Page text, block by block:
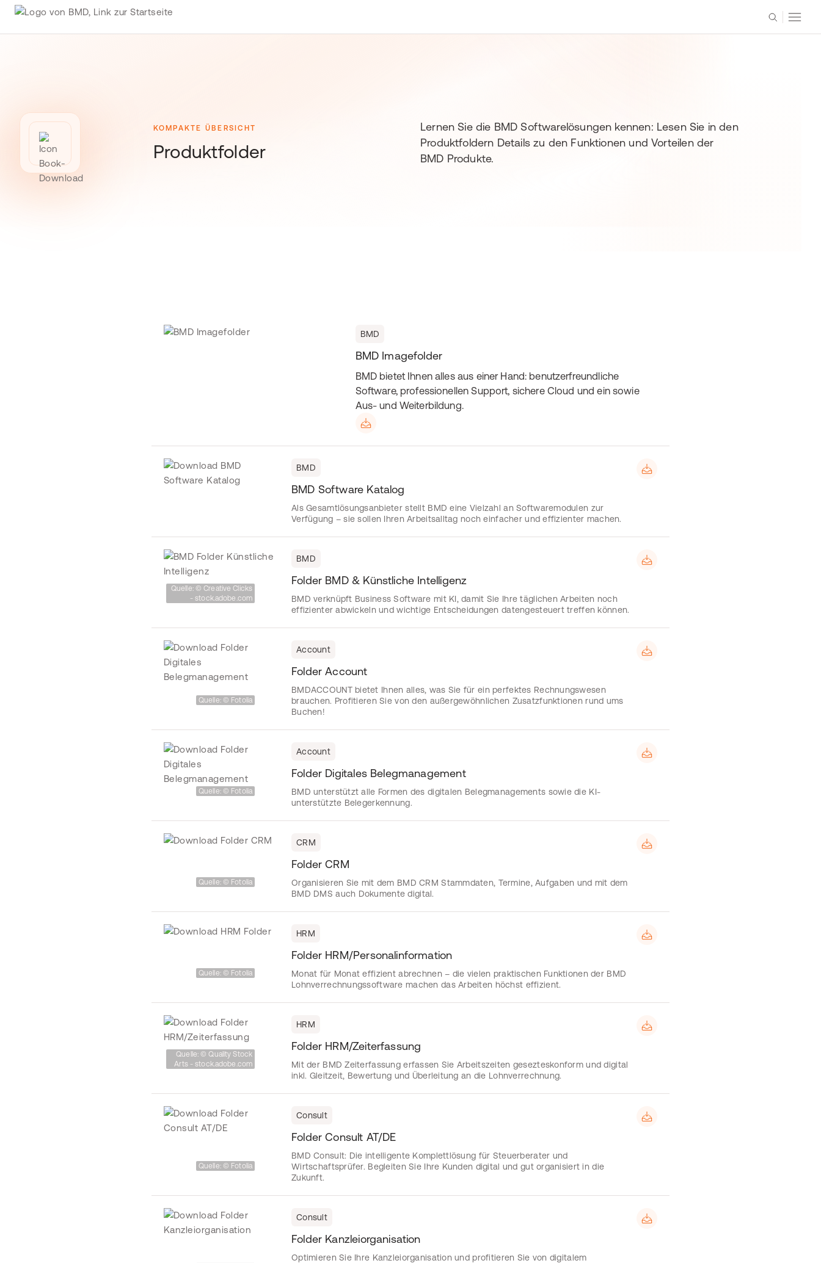
KOMPAKTE ÜBERSICHT
Produktfolder
Lernen Sie die BMD Softwarelösungen kennen: Lesen Sie in den
Produktfoldern Details zu den Funktionen und Vorteilen der
BMD Produkte.
BMD
BMD Imagefolder
BMD bietet Ihnen alles aus einer Hand: benutzerfreundliche
Software, professionellen Support, sichere Cloud und ein sowie
Aus- und Weiterbildung.
BMD
BMD Software Katalog
Als Gesamtlösungsanbieter stellt BMD eine Vielzahl an Softwaremodulen zur
Verfügung – sie sollen Ihren Arbeitsalltag noch einfacher und effizienter machen.
Quelle: © Creative Clicks
- stock.adobe.com
BMD
Folder BMD & Künstliche Intelligenz
BMD verknüpft Business Software mit KI, damit Sie Ihre täglichen Arbeiten noch
effizienter abwickeln und wichtige Entscheidungen datengesteuert treffen können.
Quelle: © Fotolia
Account
Folder Account
BMDACCOUNT bietet Ihnen alles, was Sie für ein perfektes Rechnungswesen
brauchen. Profitieren Sie von den außergewöhnlichen Zusatzfunktionen rund ums
Buchen!
Quelle: © Fotolia
Account
Folder Digitales Belegmanagement
BMD unterstützt alle Formen des digitalen Belegmanagements sowie die KI-
unterstützte Belegerkennung.
Quelle: © Fotolia
CRM
Folder CRM
Organisieren Sie mit dem BMD CRM Stammdaten, Termine, Aufgaben und mit dem
BMD DMS auch Dokumente digital.
Quelle: © Fotolia
HRM
Folder HRM/Personalinformation
Monat für Monat effizient abrechnen – die vielen praktischen Funktionen der BMD
Lohnverrechnungssoftware machen das Arbeiten höchst effizient.
Quelle: © Quality Stock
Arts - stock.adobe.com
HRM
Folder HRM/Zeiterfassung
Mit der BMD Zeiterfassung erfassen Sie Arbeitszeiten gesezteskonform und digital
inkl. Gleitzeit, Bewertung und Überleitung an die Lohnverrechnung.
Quelle: © Fotolia
Consult
Folder Consult AT/DE
BMD Consult: Die intelligente Komplettlösung für Steuerberater und
Wirtschaftsprüfer. Begleiten Sie Ihre Kunden digital und gut organisiert in die
Zukunft.
Consult
Folder Kanzleiorganisation
Optimieren Sie Ihre Kanzleiorganisation und profitieren Sie von digitalem